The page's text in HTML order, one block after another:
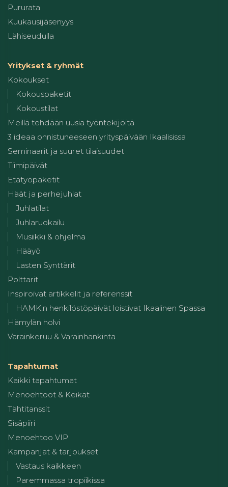
Pururata
Kuukausijäsenyys
Lähiseudulla
Yritykset & ryhmät
Kokoukset
Kokouspaketit
Kokoustilat
Meillä tehdään uusia työntekijöitä
3 ideaa onnistuneeseen yrityspäivään Ikaalisissa
Seminaarit ja suuret tilaisuudet
Tiimipäivät
Etätyöpaketit
Häät ja perhejuhlat
Juhlatilat
Juhlaruokailu
Musiikki & ohjelma
Hääyö
Lasten Synttärit
Polttarit
Inspiroivat artikkelit ja referenssit
HAMK:n henkilöstöpäivät loistivat Ikaalinen Spassa
Hämylän holvi
Varainkeruu & Varainhankinta
Tapahtumat
Kaikki tapahtumat
Menoehtoot & Keikat
Tähtitanssit
Sisäpiiri
Menoehtoo VIP
Kampanjat & tarjoukset
Vastaus kaikkeen
Paremmassa tropiikissa